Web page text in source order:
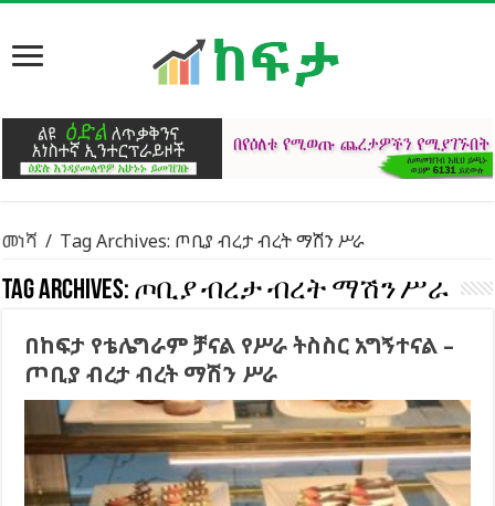
መነሻ / Tag Archives: ጦቢያ ብረታ ብረት ማሽን ሥራ
Tag Archives: ጦቢያ ብረታ ብረት ማሽን ሥራ
በከፍታ የቴሌግራም ቻናል የሥራ ትስስር አግኝተናል –
ጦቢያ ብረታ ብረት ማሽን ሥራ